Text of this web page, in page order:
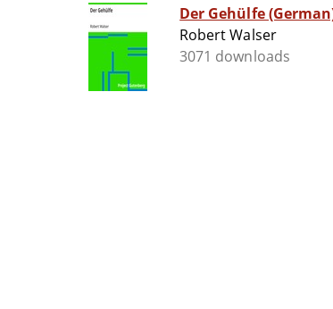
Der Gehülfe
Robert Walser
3071 downloads